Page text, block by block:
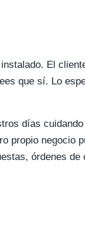
El
que sí. Lo
días
propio negocio
órdenes de